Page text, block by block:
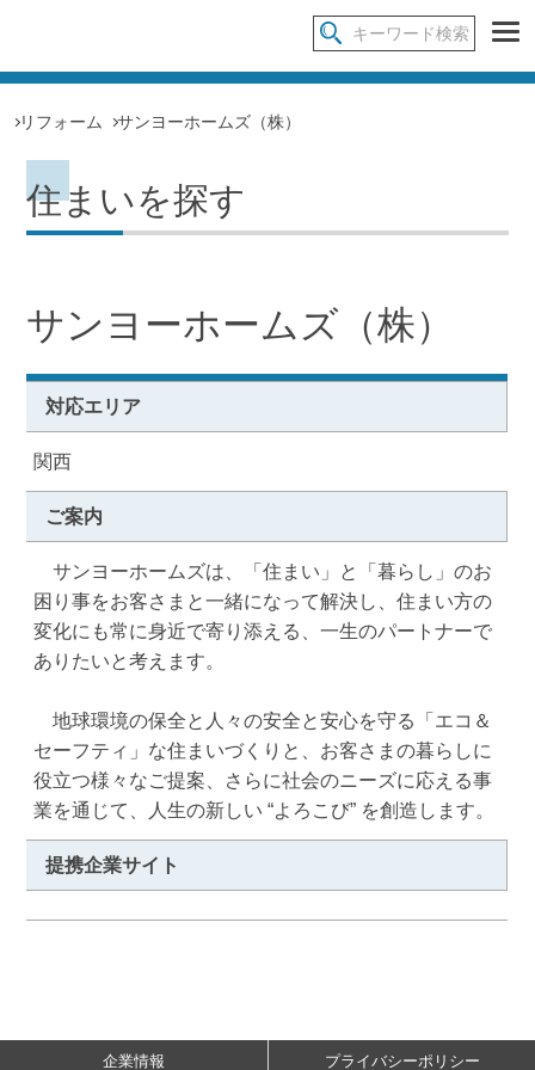
リフォーム サンヨーホームズ（株）
住まいを探す
サンヨーホームズ（株）
対応エリア
関西
ご案内
サンヨーホームズは、「住まい」と「暮らし」のお
困り事をお客さまと一緒になって解決し、住まい方の
変化にも常に身近で寄り添える、一生のパートナーで
ありたいと考えます。
地球環境の保全と人々の安全と安心を守る「エコ＆
セーフティ」な住まいづくりと、お客さまの暮らしに
役立つ様々なご提案、さらに社会のニーズに応える事
業を通じて、人生の新しい “よろこび” を創造します。
提携企業サイト
企業情報 プライバシーポリシー